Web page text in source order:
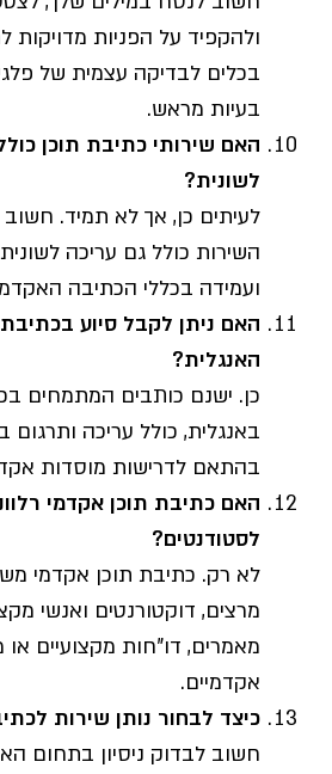
ולהקפיד על הפניות מדויקות
בכלים לבדיקה עצמית של
בעיות מראש.
האם שירותי כתיבת תוכן
לשונית?
לעיתים כן, אך לא תמיד.
השירות כולל גם עריכה
ועמידה בכללי הכתיבה
האם ניתן לקבל סיוע
האנגלית?
כן. ישנם כותבים המתמחים
באנגלית, כולל עריכה
בהתאם לדרישות מוסדות
האם כתיבת תוכן אקדמי
לסטודנטים?
לא רק. כתיבת תוכן אקדמי
מרצים, דוקטורנטים ואנשי
מאמרים, דו"חות מקצועיים
אקדמיים.
כיצד לבחור נותן שירות
חשוב לבדוק ניסיון בתחום